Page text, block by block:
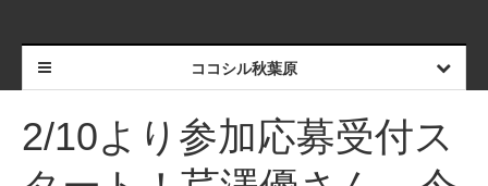
ココシル秋葉原
2/10より参加応募受付ス